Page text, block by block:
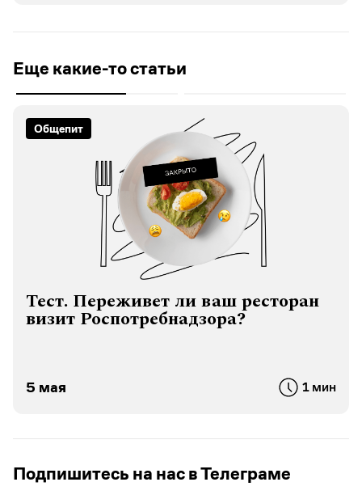
Еще какие-то статьи
Общепит
Тест. Переживет ли ваш ресторан
визит Роспотребнадзора?
5 мая 1 мин
Подпишитесь на нас в Телеграме